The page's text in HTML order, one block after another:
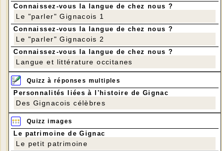
Connaissez-vous la langue de chez nous ?
Le "parler" Gignacois 1
Connaissez-vous la langue de chez nous ?
Le "parler" Gignacois 2
Connaissez-vous la langue de chez nous ?
Langue et littérature occitanes
Quizz à réponses multiples
Personnalités liées à l'histoire de Gignac
Des Gignacois célèbres
Quizz images
Le patrimoine de Gignac
Le petit patrimoine